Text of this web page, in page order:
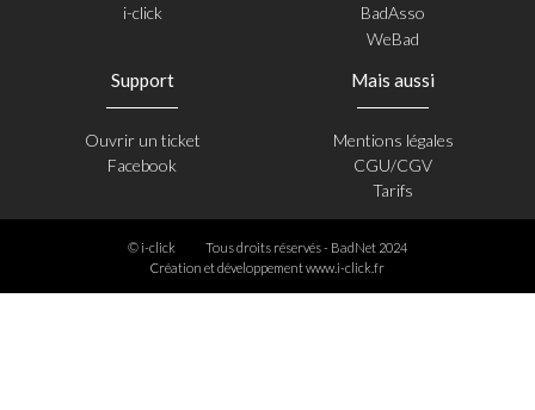
i-click
BadAsso
WeBad
Support
Ouvrir un ticket
Facebook
Mais aussi
Mentions légales
CGU/CGV
Tarifs
© i-click
Tous droits réservés - BadNet 2024
Création et développementwww.i-click.fr